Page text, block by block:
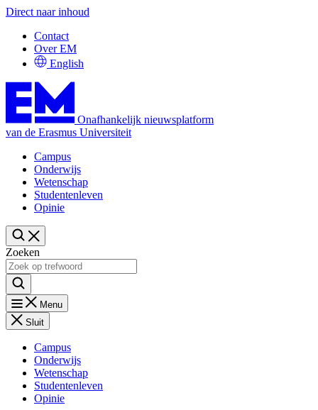
Direct naar inhoud
Contact
Over EM
English
Onafhankelijk nieuwsplatform
van de Erasmus Universiteit
Campus
Onderwijs
Wetenschap
Studentenleven
Opinie
Zoeken
Menu
Sluit
Campus
Onderwijs
Wetenschap
Studentenleven
Opinie